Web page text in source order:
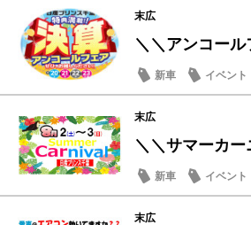
末広
＼＼アンコー
新車 イベント
末広
＼＼サマーカー
新車 イベント
末広